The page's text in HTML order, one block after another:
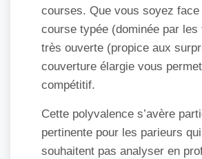
courses. Que vous soyez face
course typée (dominée par
très ouverte (propice aux
couverture élargie vous
compétitif.
Cette polyvalence s’avère
pertinente pour les parieurs
souhaitent pas analyser en